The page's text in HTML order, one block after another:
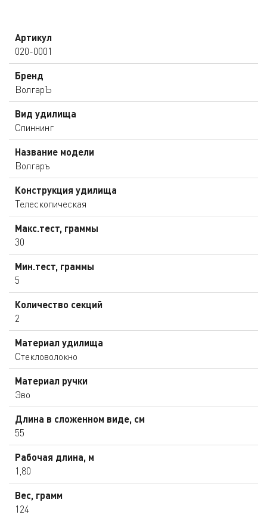
Артикул
020-0001
Бренд
ВолгарЪ
Вид удилища
Спиннинг
Название модели
Волгаръ
Конструкция удилища
Телескопическая
Макс.тест, граммы
30
Мин.тест, граммы
5
Количество секций
2
Материал удилища
Стекловолокно
Материал ручки
Эво
Длина в сложенном виде, см
55
Рабочая длина, м
1,80
Вес, грамм
124